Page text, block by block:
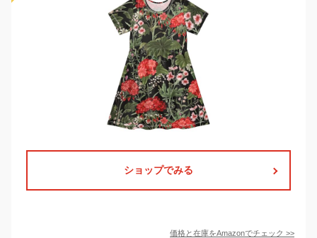
ショップでみる
価格と在庫をAmazonでチェック >>